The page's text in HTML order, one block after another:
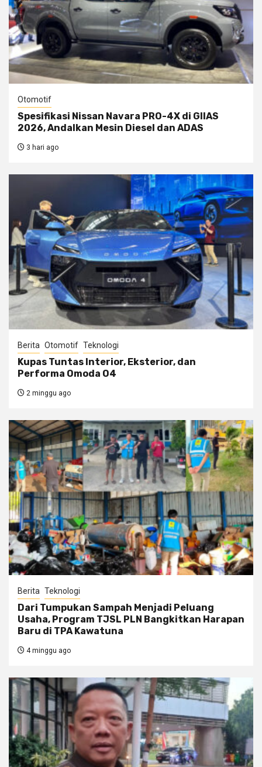
Otomotif
Spesifikasi Nissan Navara PRO-4X di GIIAS
2026, Andalkan Mesin Diesel dan ADAS
3 hari ago
Berita Otomotif Teknologi
Kupas Tuntas Interior, Eksterior, dan
Performa Omoda O4
2 minggu ago
Berita Teknologi
Dari Tumpukan Sampah Menjadi Peluang
Usaha, Program TJSL PLN Bangkitkan Harapan
Baru di TPA Kawatuna
4 minggu ago